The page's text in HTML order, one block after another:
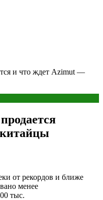
и что ждет Azimut —
от рекордов и ближе
менее
тыс.